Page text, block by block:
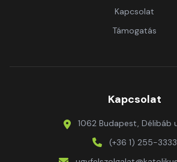
Kapcsolat
Támogatás
Kapcsolat
1062 Budapest, Délibáb
(+36 1) 255-3333